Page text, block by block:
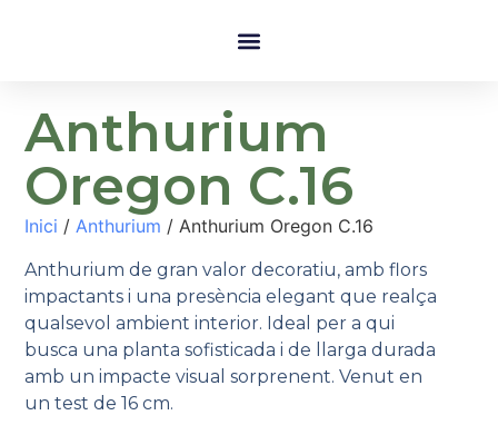
Anthurium
Oregon C.16
Inici /Anthurium / Anthurium Oregon C.16
Anthurium de gran valor decoratiu, amb flors
impactants i una presència elegant que realça
qualsevol ambient interior. Ideal per a qui
busca una planta sofisticada i de llarga durada
amb un impacte visual sorprenent. Venut en
un test de 16 cm.